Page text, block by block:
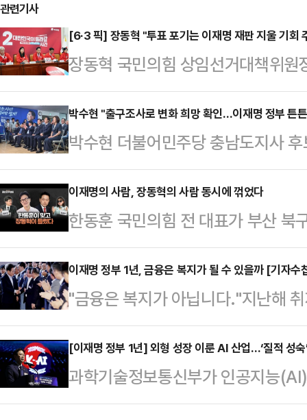
관련기사
[6·3 픽] 장동혁 "투표 포기는 이재명 재판 지울 기회
장동혁 국민의힘 상임선거대책위원
과 무법 폭주’라고 비난하며 이 대
실정을 심판하기 위해 투표에 참여
다.장 위원장은 6·3 지방선거 당일
서 “이재명의 오만과 무법 폭주를
셔야 한다”고 말했다.장 위원장은
대행에게 ‘잘못을 사과하고 취소하
재판을 없애라는 노골…
박수현 "출구조사로 변화 희망 확인…이재명 정부 튼
박수현 더불어민주당 충남도지사
된 방송 3사 출구조사 결과와 관련
한 선거에서 변화를 향한 희망의 가
현 후보는 3일 오후 충남 천안에 위
사 출구조사 결과를 시청한 뒤 "이
너진 대한민국 국가를 정상화하고,
때보다 가장 중요한 선거"라며 이
계 속으로 성장·도…
이재명의 사람, 장동혁의 사람 동시에 꺾었다
한동훈 국민의힘 전 대표가 부산 북
소속으로 뛰어들어 이재명 대통령
보와 장동혁 국민의힘 대표가 공천
송한 데일리안TV 정치 시사 토크쇼
데일리안 정치부장은 “이재명과 장
정했다.정도원 부장은 방송에서 이
출마를 저울질하던 당시 자신도 쉽
는 세 가지였다. 부산…
이재명 정부 1년, 금융은 복지가 될 수 있을까 [기자수
"금융은 복지가 아닙니다."지난해
떠나지 않는다.이재명 대통령이 '잔
범 정책실장이 "한국 금융은 왜 이
이재명 정부 출범 1년 동안 금융정
사면과 새도약기금 같은 채무조정
[이재명 정부 1년] 외형 성장 이룬 AI 산업…‘질적 성숙
과학기술정보통신부가 인공지능
1년간의 성과로 내놓았지만, ‘외형